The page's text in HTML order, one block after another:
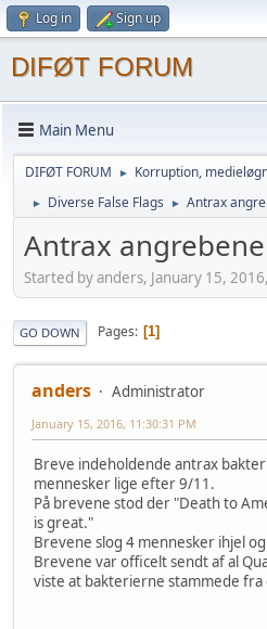
Log in Sign up
DIFØT FORUM
Main Menu
DIFØT FORUM ► Korruption,
► Diverse False Flags ► Antrax
Antrax
Started by anders, January 15,
GO DOWN Pages 1
anders Administrator
January 15, 2016, 11:30:31 PM
Breve indeholdende antrax
mennesker lige efter 9/11.
På brevene stod der "Death to
is great."
Brevene slog 4 mennesker ihjel
Brevene var officelt sendt af al
viste at bakterierne stammede